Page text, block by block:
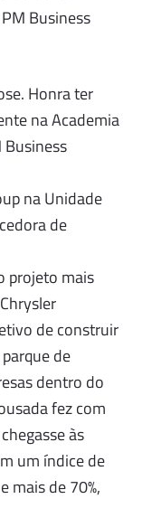
Business
Honra ter
na Academia
na Unidade
de
projeto mais
de construir
de
dentro do
fez com
às
um índice de
mais de 70%,